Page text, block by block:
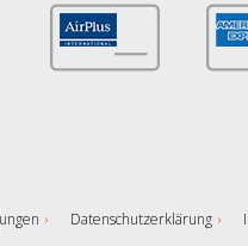
Datenschutzerklärung